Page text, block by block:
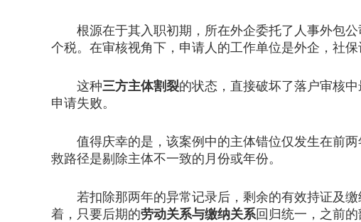
根源在于其入职初期，所在外企委托了人事外包公
个税。在审核视角下，申请人的工作单位是外企，社
这种三方主体割裂的状态，直接破坏了落户审核
申请失败。
值得庆幸的是，该案例中的主体错位仅发生在前两
救路径是剔除主体不一致的月份或年份。
若扣除那两年的异常记录后，剩余的有效持证及缴
着，只要后期的劳动关系与缴纳关系回归统一，之前的